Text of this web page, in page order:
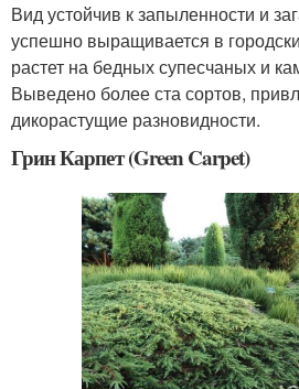
Вид устойчив к запыленности и
успешно выращивается в
растет на бедных супесчаных и
Выведено более ста сортов,
дикорастущие разновидности.
Грин Карпет (Green Carpet)